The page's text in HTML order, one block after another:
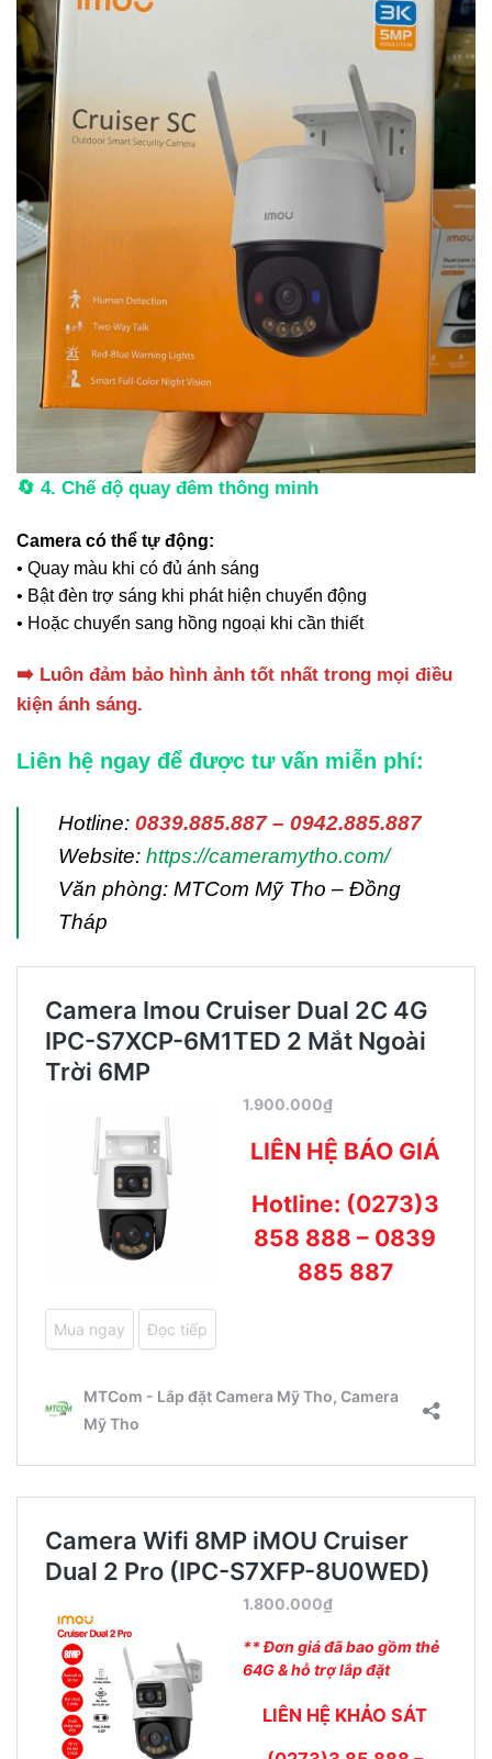
🔄 4. Chế độ quay đêm thông minh
Camera có thể tự động:
• Quay màu khi có đủ ánh sáng
• Bật đèn trợ sáng khi phát hiện chuyển động
• Hoặc chuyển sang hồng ngoại khi cần thiết
➡️ Luôn đảm bảo hình ảnh tốt nhất trong mọi điều
kiện ánh sáng.
Liên hệ ngay để được tư vấn miễn phí:
Hotline: 0839.885.887 – 0942.885.887
Website: https://cameramytho.com/
Văn phòng: MTCom Mỹ Tho – Đồng
Tháp